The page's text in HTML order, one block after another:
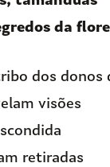
da
dos donos
visões
retiradas